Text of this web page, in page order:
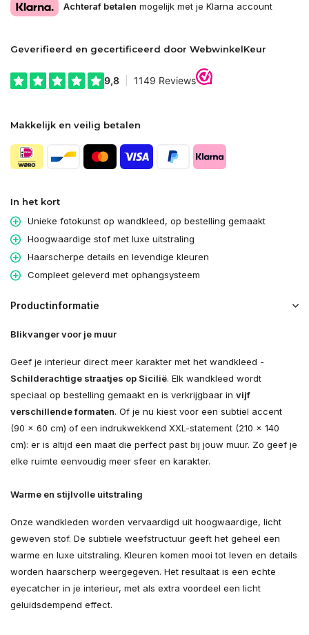
Achteraf betalen mogelijk met je Klarna account
Geverifieerd en gecertificeerd door WebwinkelKeur
Makkelijk en veilig betalen
In het kort
Unieke fotokunst op wandkleed, op bestelling gemaakt
Hoogwaardige stof met luxe uitstraling
Haarscherpe details en levendige kleuren
Compleet geleverd met ophangsysteem
Productinformatie
Blikvanger voor je muur
Geef je interieur direct meer karakter met het wandkleed -
Schilderachtige straatjes op Sicilië. Elk wandkleed wordt
speciaal op bestelling gemaakt en is verkrijgbaar in vijf
verschillende formaten. Of je nu kiest voor een subtiel accent
(90 × 60 cm) of een indrukwekkend XXL-statement (210 × 140
cm): er is altijd een maat die perfect past bij jouw muur. Zo geef je
elke ruimte eenvoudig meer sfeer en karakter.
Warme en stijlvolle uitstraling
Onze wandkleden worden vervaardigd uit hoogwaardige, licht
geweven stof. De subtiele weefstructuur geeft het geheel een
warme en luxe uitstraling. Kleuren komen mooi tot leven en details
worden haarscherp weergegeven. Het resultaat is een echte
eyecatcher in je interieur, met als extra voordeel een licht
geluidsdempend effect.